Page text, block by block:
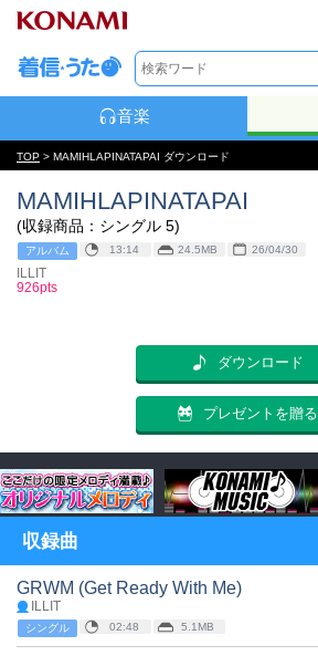
音楽
TOP > MAMIHLAPINATAPAI ダウンロード
MAMIHLAPINATAPAI
(収録商品：シングル 5)
アルバム 13:14 24.5MB 26/04/30
ILLIT
926pts
ダウンロード
プレゼントを贈る
収録曲
GRWM (Get Ready With Me)
ILLIT
シングル 02:48 5.1MB